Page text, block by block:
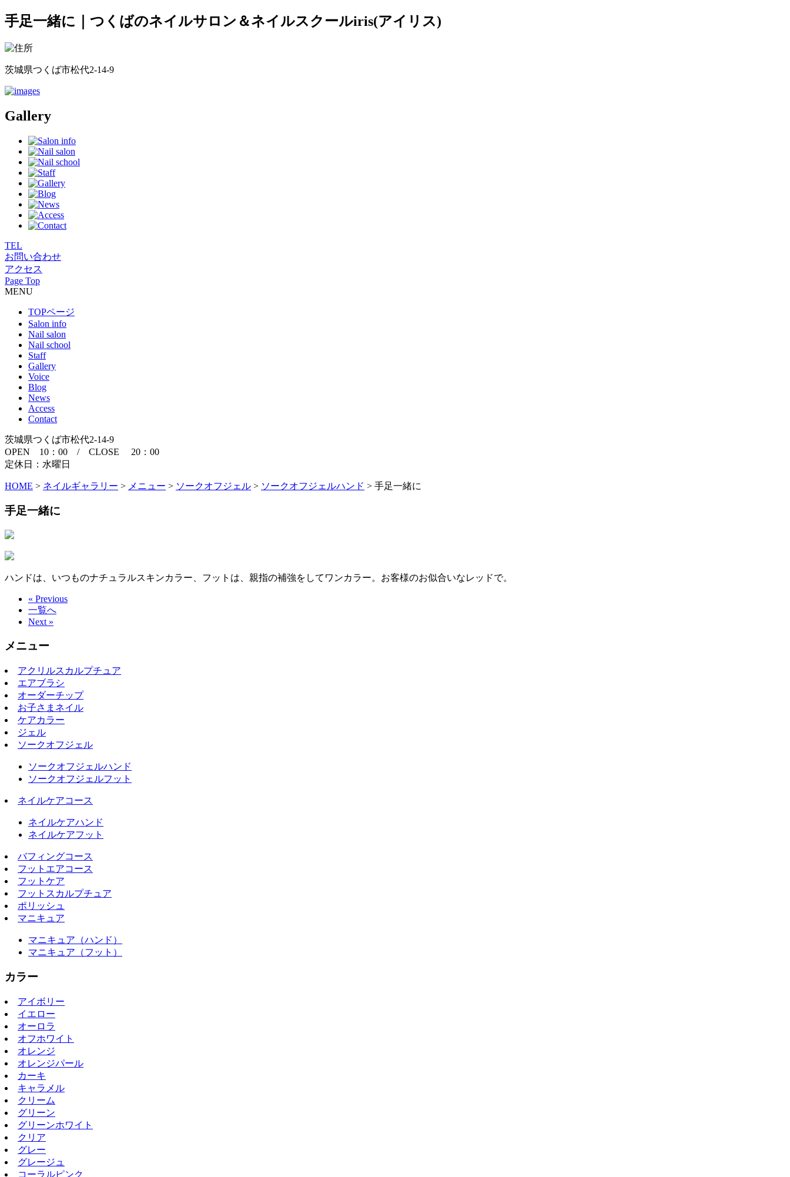
手足一緒に｜つくばのネイルサロン＆ネイルスクールiris(アイリス)
茨城県つくば市松代2-14-9
Gallery
TEL
お問い合わせ
アクセス
Page Top
MENU
TOPページ
Salon info
Nail salon
Nail school
Staff
Gallery
Voice
Blog
News
Access
Contact
茨城県つくば市松代2-14-9
OPEN 10：00 / CLOSE 20：00
定休日：水曜日
HOME > ネイルギャラリー > メニュー > ソークオフジェル > ソークオフジェルハンド > 手足一緒に
手足一緒に
ハンドは、いつものナチュラルスキンカラー、フットは、親指の補強をしてワンカラー。お客様のお似合いなレッドで。
« Previous
一覧へ
Next »
メニュー
アクリルスカルプチュア
エアブラシ
オーダーチップ
お子さまネイル
ケアカラー
ジェル
ソークオフジェル
ソークオフジェルハンド
ソークオフジェルフット
ネイルケアコース
ネイルケアハンド
ネイルケアフット
バフィングコース
フットエアコース
フットケア
フットスカルプチュア
ポリッシュ
マニキュア
マニキュア（ハンド）
マニキュア（フット）
カラー
アイボリー
イエロー
オーロラ
オフホワイト
オレンジ
オレンジパール
カーキ
キャラメル
クリーム
グリーン
グリーンホワイト
クリア
グレー
グレージュ
コーラルピンク